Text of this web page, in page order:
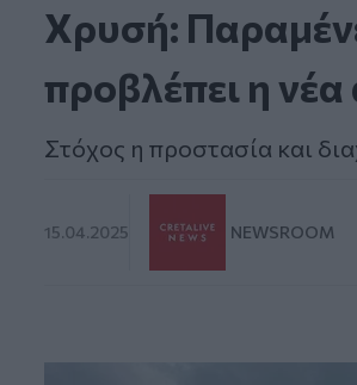
Χρυσή:
προβλέπει η
Στόχος η προστασία και
15.04.2025 NEWSROOM